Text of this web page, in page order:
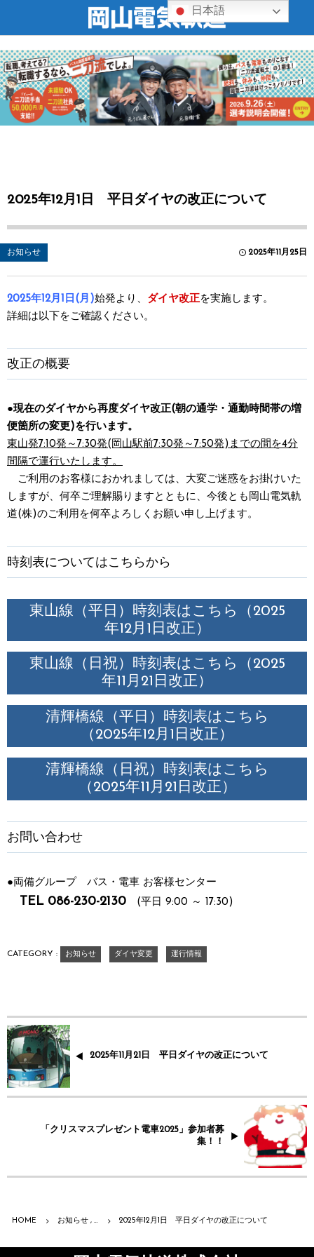
2025年12月1日 平日ダイヤの改正について
お知らせ 2025年11月25日
2025年12月1日(月)始発より、 ダイヤ改正を実施します。
詳細は以下をご確認ください。
改正の概要
●現在のダイヤから再度ダイヤ改正(朝の通学・通勤時間帯の増
便箇所の変更)を行います。
東山発7:10発～7:30発(岡山駅前7:30発～7:50発)までの間を4分
間隔で運行いたします。
ご利用のお客様におかれましては、大変ご迷惑をお掛けいた
しますが、何卒ご理解賜りますとともに、今後とも岡山電気軌
道(株)のご利用を何卒よろしくお願い申し上げます。
時刻表についてはこちらから
東山線（平日）時刻表はこちら（2025
年12月1日改正）
東山線（日祝）時刻表はこちら（2025
年11月21日改正）
清輝橋線（平日）時刻表はこちら
（2025年12月1日改正）
清輝橋線（日祝）時刻表はこちら
（2025年11月21日改正）
お問い合わせ
●両備グループ バス・電車 お客様センター
TEL 086-230-2130 (平日 9:00 ～ 17:30)
CATEGORY : お知らせ ダイヤ変更 運行情報
2025年11月21日 平日ダイヤの改正について
「クリスマスプレゼント電車2025」参加者募
集！！
HOME お知らせ , … 2025年12月1日 平日ダイヤの改正について
日本語